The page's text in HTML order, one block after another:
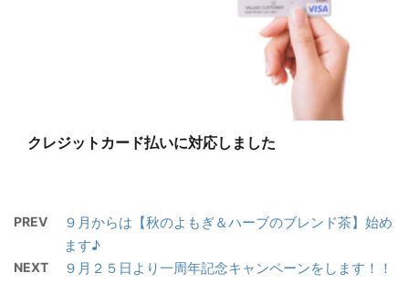
クレジットカード払いに対応しました
PREV
９月からは【秋のよもぎ＆ハーブのブレンド茶】始め
ます♪
NEXT ９月２５日より一周年記念キャンペーンをします！！